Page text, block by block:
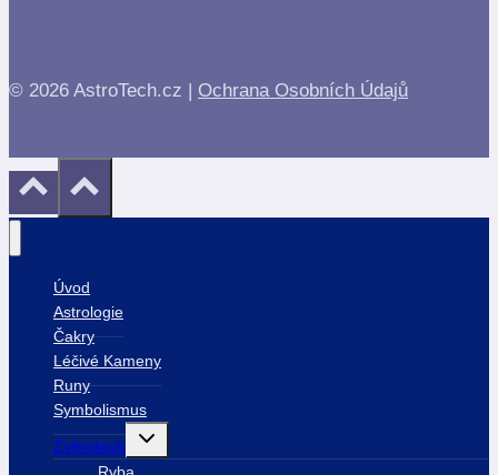
© 2026 AstroTech.cz | Ochrana Osobních Údajů
Úvod
Astrologie
Čakry
Léčivé Kameny
Runy
Symbolismus
Zvěrokruh
Toggle